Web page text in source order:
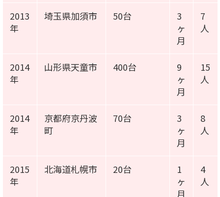
2013
年
埼玉県加須市 50台
3
ヶ
月
7
人
2014
年
山形県天童市 400台
9
ヶ
月
15
人
2014
年
京都府京丹波
町
70台
3
ヶ
月
8
人
2015
年
北海道札幌市 20台
1
ヶ
月
4
人